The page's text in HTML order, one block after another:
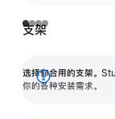
支架
选择你合用的支架。
你的各种安装需求。
展